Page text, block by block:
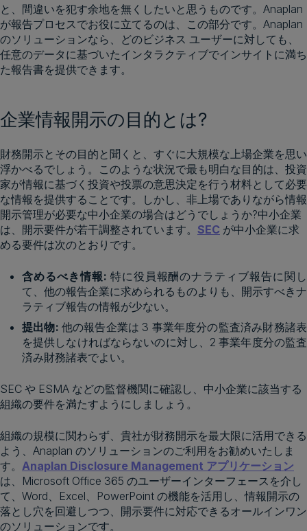
と、間違いを犯す余地を無くしたいと思うものです。Anaplan
が報告プロセスでお役に立てるのは、この部分です。Anaplan
のソリューションなら、どのビジネス ユーザーに対しても、
任意のデータに基づいたインタラクティブでインサイトに満ち
た報告書を提供できます。
企業情報開示の目的とは?
財務開示とその目的と聞くと、すぐに大規模な上場企業を思い
浮かべるでしょう。このような状況で最も明白な目的は、投資
家が情報に基づく投資や投票の意思決定を行う材料として必要
な情報を提供することです。しかし、非上場でありながら情報
開示管理が必要な中小企業の場合はどうでしょうか?中小企業
は、開示要件が若干調整されています。 SEC が中小企業に求
める要件は次のとおりです。
含めるべき情報: 特に役員報酬のナラティブ報告に関し
て、他の報告企業に求められるものよりも、開示すべきナ
ラティブ報告の情報が少ない。
提出物: 他の報告企業は 3 事業年度分の監査済み財務諸表
を提供しなければならないのに対し、2 事業年度分の監査
済み財務諸表でよい。
SEC や ESMA などの監督機関に確認し、中小企業に該当する
組織の要件を満たすようにしましょう。
組織の規模に関わらず、貴社が財務開示を最大限に活用できる
よう、Anaplan のソリューションのご利用をお勧めいたしま
す。 Anaplan Disclosure Management アプリケーション
は、Microsoft Office 365 のユーザーインターフェースを介し
て、Word、Excel、PowerPoint の機能を活用し、情報開示の
落とし穴を回避しつつ、開示要件に対応できるオールインワン
のソリューションです。